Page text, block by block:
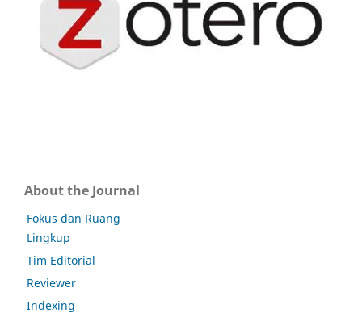
About the Journal
Fokus dan Ruang
Lingkup
Tim Editorial
Reviewer
Indexing